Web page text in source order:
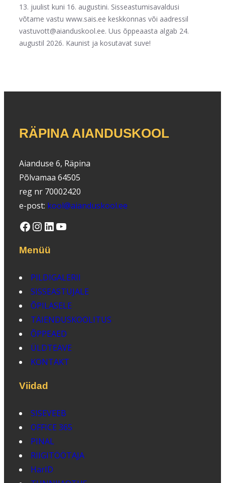
13. juulist kuni 16. augustini. Sisseastumisavaldusi
võtame vastu www.sais.ee keskkonnas või aadressil
vastuvott@aianduskool.ee. Uus õppeaasta algab 24.
augustil 2026. Kaunist ja kosutavat suve!
RÄPINA AIANDUSKOOL
Aianduse 6, Räpina
Põlvamaa 64505
reg nr 70002420
e-post: kool@aianduskool.ee
Facebook InstagramLinkedIn YouTube
Menüü
PILDIGALERII
SISSEASTUJALE
ÕPILASELE
TÄIENDUSKOOLITUS
ÕPPEAED
ÜLDTEAVE
KONTAKT
Viidad
SISEVEEB
OFFICE 365
PINAL
RIIGITÖÖTAJA
HarID